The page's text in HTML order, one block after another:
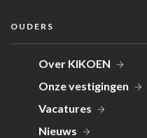
OUDERS
Over KIKOEN
Onze vestigingen
Vacatures
Nieuws